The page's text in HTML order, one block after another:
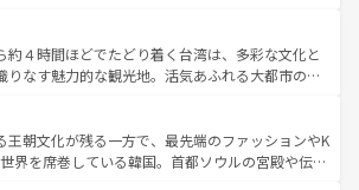
な旅のスタイルだ。 なお、新着のアメリカ
ンテンツ一覧を参照してほしい。
てなしの心で訪れる人々を迎えてくれるハワイの
いしいローカルフードやハワイアンミュージッ
的なフラダンスなど、すべてがハワイの魅力を彩
味わってほしい。 なお、新着のハワイ情報
ンツ一覧を参照してほしい。
フや大陸中央部にそびえるウルル（エアーズロッ
スマニアの美しい原生林やケアンズの熱帯雨林な
ころがたくさん。また、カフェやワイン、オージ
クティビティも充実しており、サーフィンやダイ
ハイキングなど、アウトドア好きにはたまらな
ストラリアの多彩な魅力を存分に味わいつくそ
約４時間ほどでたどり着く台湾は、多彩な文化と
りなす魅力的な観光地。活気あふれる大都市の台
ひつな山岳地帯である台湾東部など、都市の喧騒
静けさが共存しており、訪れる人に新しい発見と
たらしてくれる。また、奥深い台湾の食文化も魅
王朝文化が残る一方で、最先端のファッションやK
界を席巻している韓国。首都ソウルの宮殿や伝統